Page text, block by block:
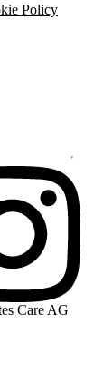
Policy
Care AG